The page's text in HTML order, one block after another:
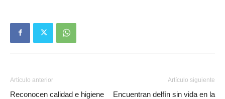
Artículo anterior
Reconocen calidad e higiene
Artículo siguiente
Encuentran delfín sin vida en la